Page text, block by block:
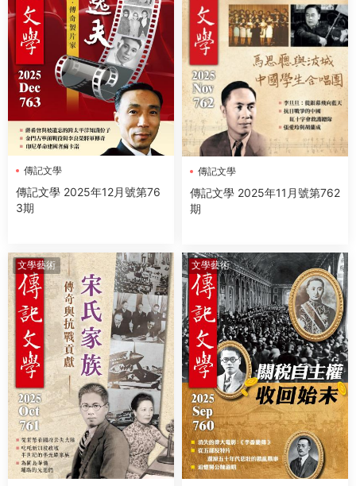
傳記文學
傳記文學 2025年12月號第76
3期
傳記文學
傳記文學 2025年11月號第762
期
文學藝術 文學藝術